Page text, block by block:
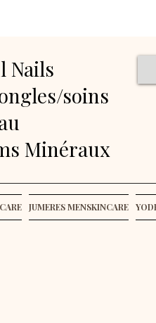
Nails
soins
Minéraux
JUMERES MENSKINCARE